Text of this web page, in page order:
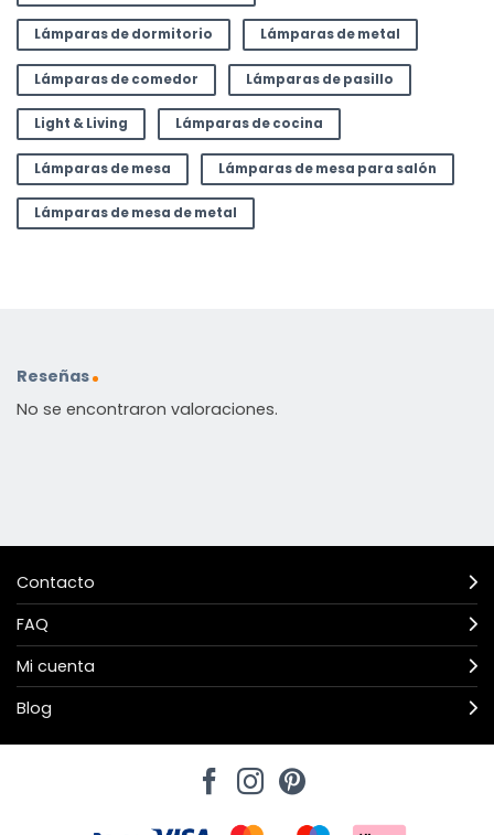
Lámparas de dormitorio Lámparas de metal
Lámparas de comedor Lámparas de pasillo
Light & Living Lámparas de cocina
Lámparas de mesa Lámparas de mesa para salón
Lámparas de mesa de metal
Reseñas
No se encontraron valoraciones.
Contacto
FAQ
Mi cuenta
Blog